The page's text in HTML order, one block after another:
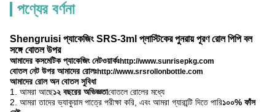
পণ্যের বর্ণনা
Shengruisi প্যাকেজিং SRS-3ml প্লাস্টিকের পুনরায় পূরণ রোল পিপি বল
সঙ্গে বোতল উপর
আমাদের কসমেটিক প্যাকেজিং নেটওয়ার্কঃhttp://www.sunrisepkg.com
বোতল নেট উপর আমাদের রোলঃhttp://www.srsrollonbottle.com
আমাদের রোল অন বোতল সুবিধা
1. আমরা আছে১২ বছরের অভিজ্ঞতাবোতলে রোলের মধ্যে
2. আমরা তাদের ভ্যাকুয়াম পাত্রে পরীক্ষা করি, এবং আমরা গ্যারান্টি দিতে পারি১০০% ফাঁস